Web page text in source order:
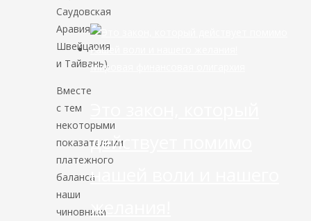
Саудовская
Аравия,
Швейцария
и Тайвань).
Вместе
с тем
некоторыми
показателями
платежного
баланса
наши
чиновники
Мировая финансовая олигархия
действует помимо
нашей воли и нашего
желания!